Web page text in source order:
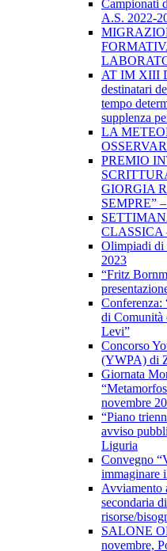
Campionati
A.S. 2022-
AT IM XIII
destinatari
tempo
supplenza
LA
PREMIO
GIORGIA
SEMPRE”
CLASSICA
Olimpiadi di
2023
“Fritz
Conferenza:
di Comunità
Levi”
Concorso
(YWPA) di
Giornata
novembre
“Piano
avviso
Liguria
Convegno
immaginare
Avviamento
secondaria
risorse/
SALONE
novembre,